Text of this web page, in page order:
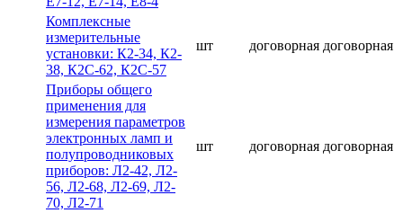
Комплексные
измерительные
установки: К2-34, К2-
38, К2С-62, К2С-57
шт договорная договорная
Приборы общего
применения для
измерения параметров
электронных ламп и
полупроводниковых
приборов: Л2-42, Л2-
56, Л2-68, Л2-69, Л2-
70, Л2-71
шт договорная договорная